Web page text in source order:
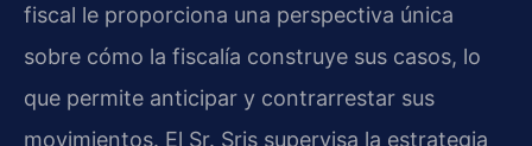
fiscal le proporciona una perspectiva única
sobre cómo la fiscalía construye sus casos, lo
que permite anticipar y contrarrestar sus
movimientos. El Sr. Sris supervisa la estrategia